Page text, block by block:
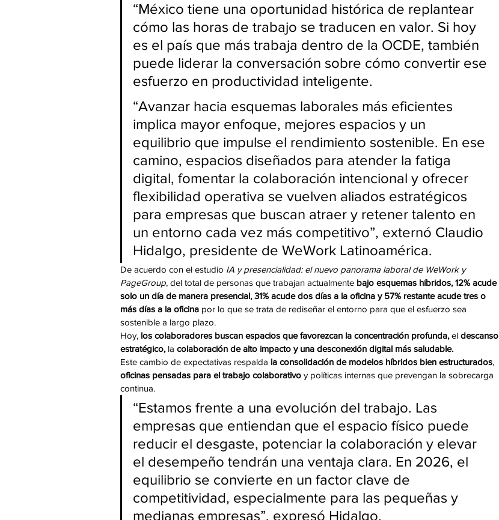
“México tiene una oportunidad histórica de replantear
cómo las horas de trabajo se traducen en valor. Si hoy
es el país que más trabaja dentro de la OCDE, también
puede liderar la conversación sobre cómo convertir ese
esfuerzo en productividad inteligente.
“Avanzar hacia esquemas laborales más eficientes
implica mayor enfoque, mejores espacios y un
equilibrio que impulse el rendimiento sostenible. En ese
camino, espacios diseñados para atender la fatiga
digital, fomentar la colaboración intencional y ofrecer
flexibilidad operativa se vuelven aliados estratégicos
para empresas que buscan atraer y retener talento en
un entorno cada vez más competitivo”, externó Claudio
Hidalgo, presidente de WeWork Latinoamérica.
De acuerdo con el estudio IA y presencialidad: el nuevo panorama laboral de WeWork y
PageGroup, del total de personas que trabajan actualmente bajo esquemas híbridos, 12% acude
solo un día de manera presencial, 31% acude dos días a la oficina y 57% restante acude tres o
más días a la oficina por lo que se trata de rediseñar el entorno para que el esfuerzo sea
sostenible a largo plazo.
Hoy, los colaboradores buscan espacios que favorezcan la concentración profunda, el descanso
estratégico, la colaboración de alto impacto y una desconexión digital más saludable.
Este cambio de expectativas respalda la consolidación de modelos híbridos bien estructurados,
oficinas pensadas para el trabajo colaborativo y políticas internas que prevengan la sobrecarga
continua.
“Estamos frente a una evolución del trabajo. Las
empresas que entiendan que el espacio físico puede
reducir el desgaste, potenciar la colaboración y elevar
el desempeño tendrán una ventaja clara. En 2026, el
equilibrio se convierte en un factor clave de
competitividad, especialmente para las pequeñas y
medianas empresas”, expresó Hidalgo.